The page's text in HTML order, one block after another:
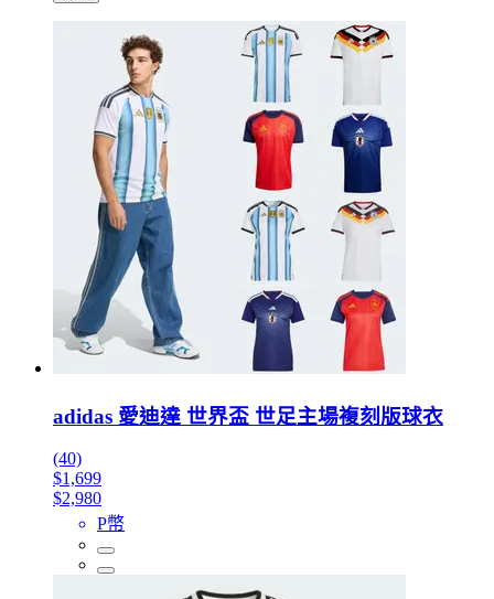
adidas 愛迪達 世界盃 世足主場複刻版球衣
(40)
$1,699
$2,980
P幣